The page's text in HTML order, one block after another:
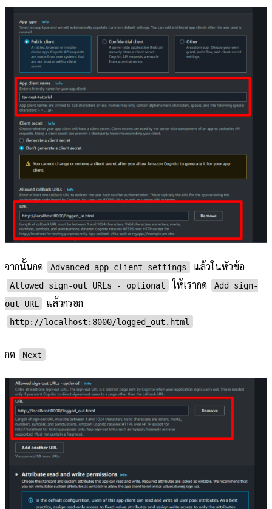
จากนั้นกด Advanced app client settings แล้วในหัวข้อ
Allowed sign-out URLs - optional ให้เรากด
Add sign-
out URL
แล้วกรอก
http://localhost:8000/logged_out.html
กด Next